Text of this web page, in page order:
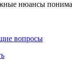
вопросы